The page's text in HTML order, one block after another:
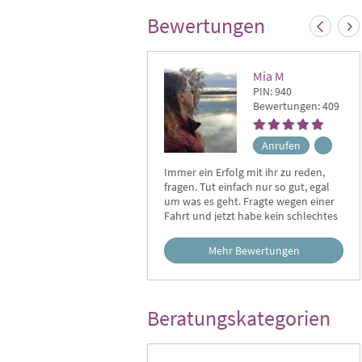
Bewertungen
Mia M
PIN: 940
Bewertungen: 409
Anrufen
Immer ein Erfolg mit ihr zu reden,
fragen. Tut einfach nur so gut, egal
um was es geht. Fragte wegen einer
Fahrt und jetzt habe kein schlechtes
Nebenbei wurde Genick, Schulter
gerichtet und noch mehr. Kann Sie
Mehr Bewertungen
Beratungskategorien